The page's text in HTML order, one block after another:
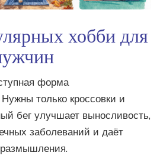
хобби для
форма
только кроссовки и
бег улучшает выносливость,
заболеваний и даёт